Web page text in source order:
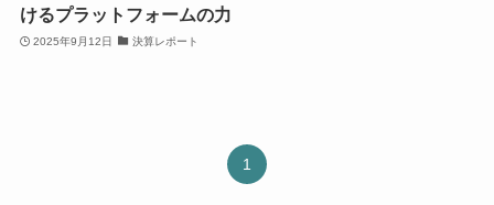
けるプラットフォームの力
2025年9月12日 決算レポート
1